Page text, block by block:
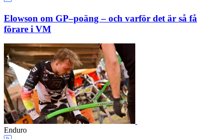
Elowson om GP–poäng – och varför det är så få
förare i VM
Enduro